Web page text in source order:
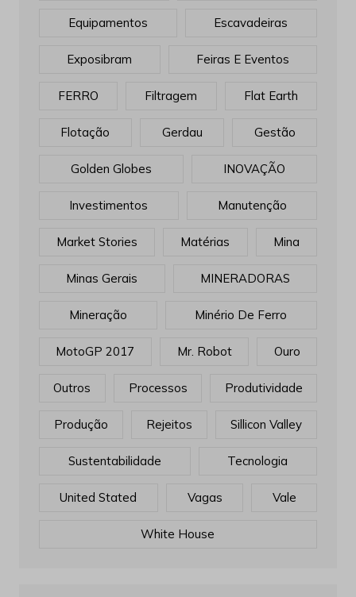
Equipamentos Escavadeiras
Exposibram Feiras E Eventos
FERRO Filtragem Flat Earth
Flotação Gerdau Gestão
Golden Globes INOVAÇÃO
Investimentos Manutenção
Market Stories Matérias Mina
Minas Gerais MINERADORAS
Mineração Minério De Ferro
MotoGP 2017 Mr. Robot Ouro
Outros Processos Produtividade
Produção Rejeitos Sillicon Valley
Sustentabilidade Tecnologia
United Stated Vagas Vale
White House